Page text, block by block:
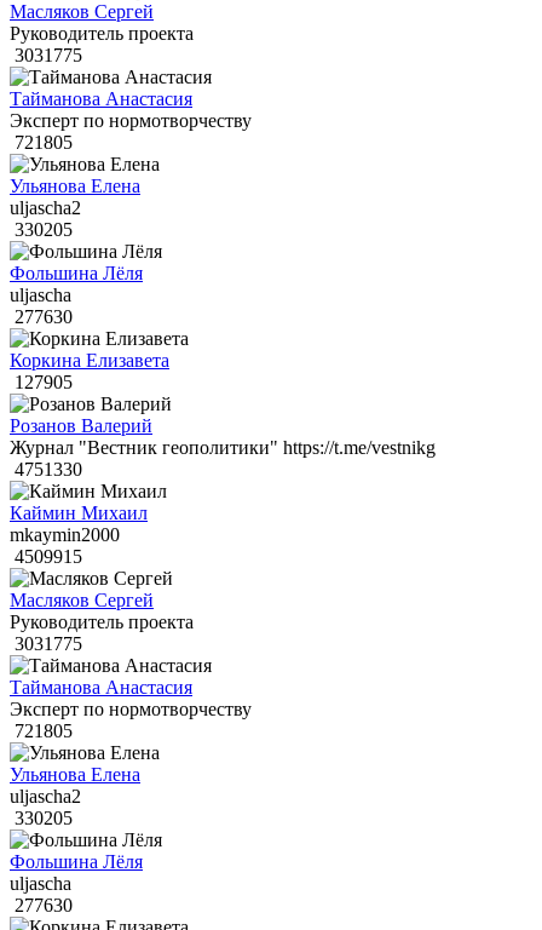
Масляков Сергей
Руководитель проекта
3031775
Тайманова Анастасия
Эксперт по нормотворчеству
721805
Ульянова Елена
uljascha2
330205
Фольшина Лёля
uljascha
277630
Коркина Елизавета
127905
Розанов Валерий
Журнал "Вестник геополитики" https://t.me/vestnikg
4751330
Каймин Михаил
mkaymin2000
4509915
Масляков Сергей
Руководитель проекта
3031775
Тайманова Анастасия
Эксперт по нормотворчеству
721805
Ульянова Елена
uljascha2
330205
Фольшина Лёля
uljascha
277630